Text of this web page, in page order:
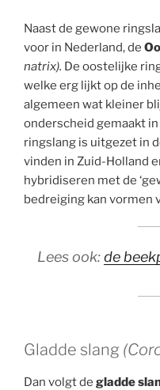
Naast de gewone
voor in Nederland, de
natrix). De oostelijke
welke erg lijkt op de
algemeen wat kleiner
onderscheid gemaakt
ringslang is uitgezet in
vinden in Zuid-Holland
hybridiseren met de
bedreiging kan vormen
Lees ook:de
Gladde slang
Dan volgt de gladde